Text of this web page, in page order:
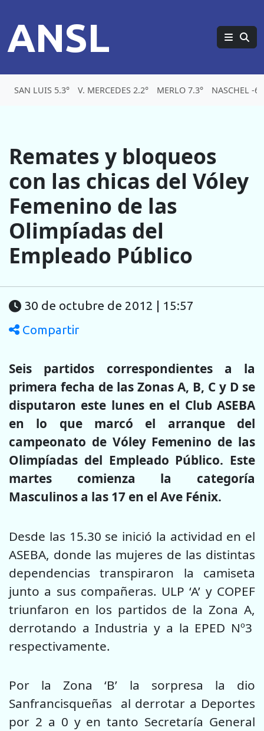
ANSL
SAN LUIS 5.3° V. MERCEDES 2.2° MERLO 7.3° NASCHEL -
Remates y bloqueos
con las chicas del Vóley
Femenino de las
Olimpíadas del
Empleado Público
30 de octubre de 2012 | 15:57
Compartir
Seis partidos correspondientes a la
primera fecha de las Zonas A, B, C y D se
disputaron este lunes en el Club ASEBA
en lo que marcó el arranque del
campeonato de Vóley Femenino de las
Olimpíadas del Empleado Público. Este
martes comienza la categoría
Masculinos a las 17 en el Ave Fénix.
Desde las 15.30 se inició la actividad en el
ASEBA, donde las mujeres de las distintas
dependencias transpiraron la camiseta
junto a sus compañeras. ULP ‘A’ y COPEF
triunfaron en los partidos de la Zona A,
derrotando a Industria y a la EPED Nº3
respectivamente.
Por la Zona ‘B’ la sorpresa la dio
Sanfrancisqueñas al derrotar a Deportes
por 2 a 0 y en tanto Secretaría General